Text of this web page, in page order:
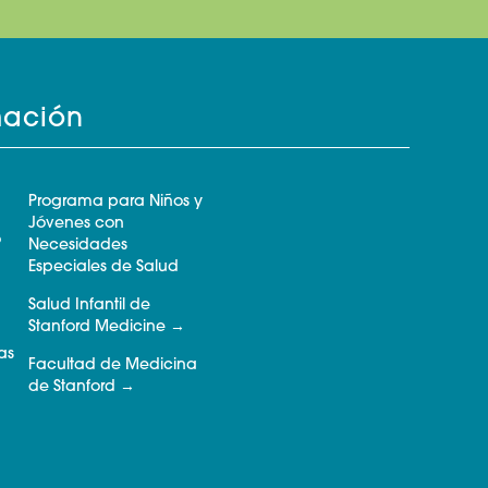
Programa para Niños y
Jóvenes con
Necesidades
Especiales de Salud
Salud Infantil de
Stanford Medicine
Facultad de Medicina
de Stanford